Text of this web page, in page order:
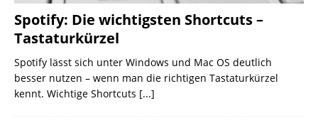
Spotify: Die wichtigsten Shortcuts –
Tastaturkürzel
Spotify lässt sich unter Windows und Mac OS deutlich
besser nutzen – wenn man die richtigen Tastaturkürzel
kennt. Wichtige Shortcuts [...]